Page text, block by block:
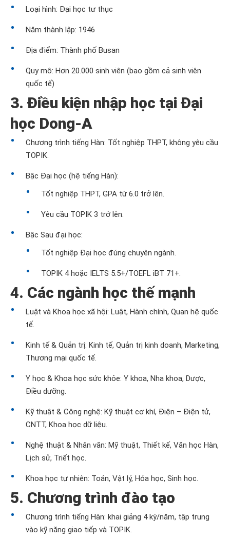
Loại hình: Đại học tư thục
Năm thành lập: 1946
Địa điểm: Thành phố Busan
Quy mô: Hơn 20.000 sinh viên (bao gồm cả sinh viên
quốc tế)
3. Điều kiện nhập học tại Đại
học Dong-A
Chương trình tiếng Hàn: Tốt nghiệp THPT, không yêu cầu
TOPIK.
Bậc Đại học (hệ tiếng Hàn):
Tốt nghiệp THPT, GPA từ 6.0 trở lên.
Yêu cầu TOPIK 3 trở lên.
Bậc Sau đại học:
Tốt nghiệp Đại học đúng chuyên ngành.
TOPIK 4 hoặc IELTS 5.5+/TOEFL iBT 71+.
4. Các ngành học thế mạnh
Luật và Khoa học xã hội: Luật, Hành chính, Quan hệ quốc
tế.
Kinh tế & Quản trị: Kinh tế, Quản trị kinh doanh, Marketing,
Thương mại quốc tế.
Y học & Khoa học sức khỏe: Y khoa, Nha khoa, Dược,
Điều dưỡng.
Kỹ thuật & Công nghệ: Kỹ thuật cơ khí, Điện – Điện tử,
CNTT, Khoa học dữ liệu.
Nghệ thuật & Nhân văn: Mỹ thuật, Thiết kế, Văn học Hàn,
Lịch sử, Triết học.
Khoa học tự nhiên: Toán, Vật lý, Hóa học, Sinh học.
5. Chương trình đào tạo
Chương trình tiếng Hàn: khai giảng 4 kỳ/năm, tập trung
vào kỹ năng giao tiếp và TOPIK.